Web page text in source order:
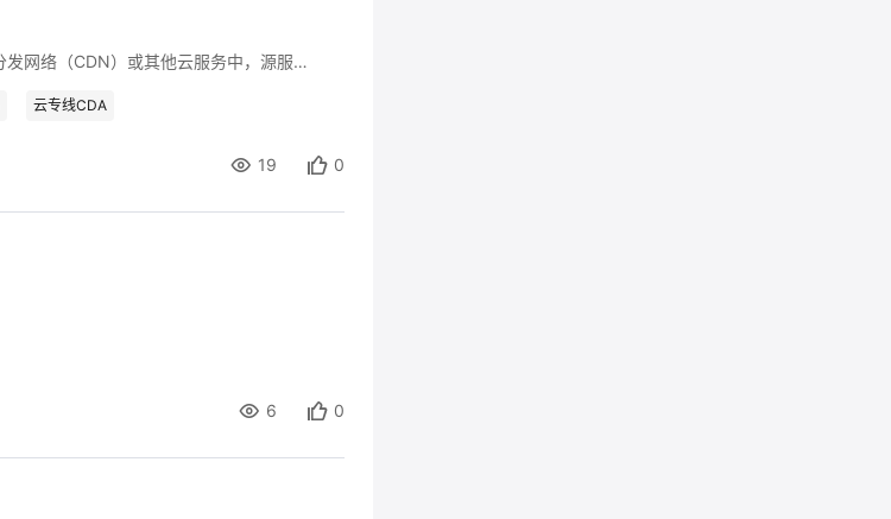
在云安全架构中，确保数据的安全传输是至关重要的一环。回源地址，即在内容分发网络（CDN）或其他云服务中，源服务器的实际地址，对于维护数据完整性和安全性具有重要意义。本文将详细探讨云安全如何确定和验证回源地址，包括相关的策略、技术手段及其实施的详细步骤。
云专线CDA
19 0
6 0